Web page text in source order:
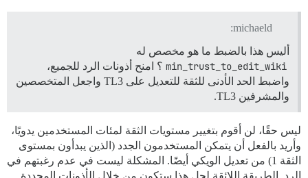
michaeld:
أليس هذا بالضبط ما هو مخصص له
min_trust_to_edit_wiki ؟ امنح أذونات الرد للجميع،
واضبط الحد الأدنى للثقة للتعديل على TL3 واجعل المتخصصين
والمشرفين TL3.
ليس حقًا، لن أقوم بتغيير مستويات الثقة لمئات المستخدمين يدويًا،
وأريد بالفعل أن يتمكن المستخدمون الجدد (الذين يبدأون بمستوى
الثقة 1) من تعديل الويكي أيضًا. المشكلة ليست في عدم رغبتهم في
الرد. الطريقة اللائقة لحل هذا ستكون من خلال الأذونات المحددة